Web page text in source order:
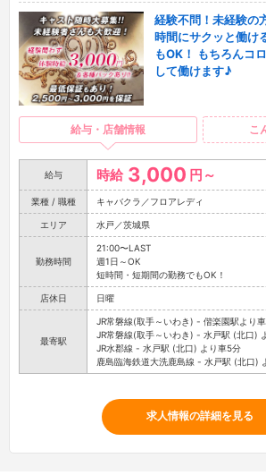
経験不問！未経験の
時間にサクッと働け
もOK！ もちろんコ
して働けます♪
給与・店舗情報 こ
給与 時給 3,000 円～
業種 / 職種 キャバクラ／フロアレディ
エリア 水戸／茨城県
勤務時間
21:00〜LAST
週1日～OK
短時間・短期間の勤務でもOK！
店休日 日曜
最寄駅
JR常磐線(取手～いわき) - 偕楽園駅より
JR常磐線(取手～いわき) - 水戸駅 (北口)
JR水郡線 - 水戸駅 (北口) より車5分
鹿島臨海鉄道大洗鹿島線 - 水戸駅 (北口)
求人情報の詳細を見る